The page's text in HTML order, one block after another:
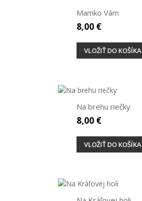
Mamko Vám
8,00 €
VLOŽIŤ DO KOŠÍKA
Na brehu riečky
8,00 €
VLOŽIŤ DO KOŠÍKA